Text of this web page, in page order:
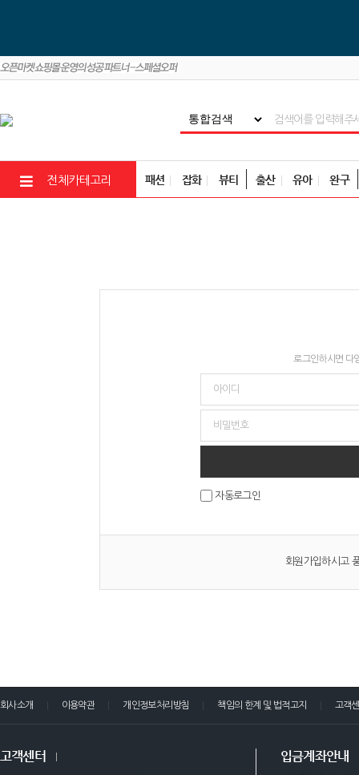
전체카테고리 패션 잡화 뷰티 출산 유아 완구
로그인하시면 다
자동로그인
회원가입하시고
회사소개 이용약관 개인정보처리방침 책임의 한계 및 법적고지 고객
고객센터 입금계좌안내